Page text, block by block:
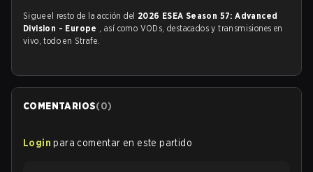
Sigue el resto de la acción del 2026 ESEA Season 57: Advanced
Division - Europe , así como VODs, destacados y transmisiones en
vivo, todo en Strafe.
COMENTARIOS(0)
Login para comentar en este partido